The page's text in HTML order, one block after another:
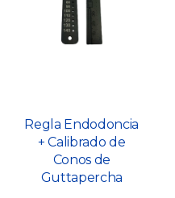
Regla Endodoncia
+ Calibrado de
Conos de
Guttapercha